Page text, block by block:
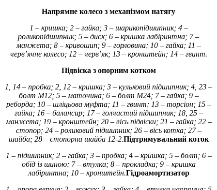
Напрямне колесо з механізмом натягу
1 – кришка; 2 – гайка; 3 – шарикопідшипник; 4 –
роликопідшипник; 5 – диск; 6 – кришка лабіринтна; 7 –
манжета; 8 – кривошип; 9 – горловина; 10 – гайка; 11 –
черв’ячне колесо; 12 – черв’як; 13 – кронштейн; 14 – гвинт.
Підвіска з опорним котком
1, 14 – пробка; 2, 12 – кришка; 3 – кульковий підшипник; 4, 23 –
болт М12; 5 – маточина; 6 – болт М24; 7 – гайка; 9 –
реборда; 10 – шліцьова муфта; 11 – гвинт; 13 – торсіон; 15 –
гайка; 16 – балансир; 17 – голчастий підшипник; 18, 25 –
манжета; 19 – кронштейн; 20 – вісь підвіски; 21 – гайка; 22 –
стопор; 24 – роликовий підшипник; 26 – вісь котка; 27 –
шайба; 28 – стопорна шайба 12-2.Підтримувальний коток
1 – підшипник; 2 – гайка; 3 – пробка; 4 – кришка; 5 – болт; 6 –
обід із шиною; 7 – втулка; 8 – прокладка; 9 – кришка
лабіринтна; 10 – кронштейн.Гідроамортизатор